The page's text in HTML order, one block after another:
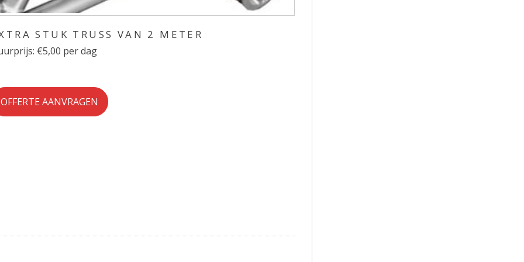
STUK TRUSS VAN 2 METER
€5,00 per dag
OFFERTE AANVRAGEN